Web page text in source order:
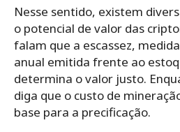
Nesse sentido, existem
o potencial de valor das
falam que a escassez,
anual emitida frente ao
determina o valor justo.
diga que o custo de
base para a precificação.